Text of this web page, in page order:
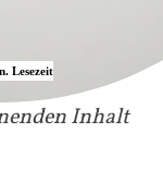
Inhalt
Lesezeit